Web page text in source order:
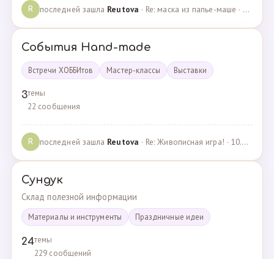
R последней зашла Reutova · Re: маска из папье-маше · 20.12.2022
События Hand-made
Встречи ХОББИтов Мастер-классы Выставки
3темы
22 сообщения
R последней зашла Reutova · Re: Живописная игра! · 10.12.2020
Сундук
Склад полезной информации
Материалы и инструменты Праздничные идеи
24темы
229 сообщений